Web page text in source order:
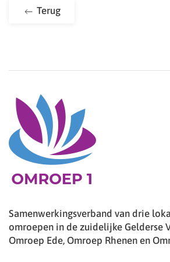
Terug
Samenwerkingsverband van drie
omroepen in de zuidelijke Gelderse
Omroep Ede, Omroep Rhenen en